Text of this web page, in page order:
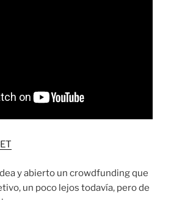
y abierto un crowdfunding que
un poco lejos todavía, pero de